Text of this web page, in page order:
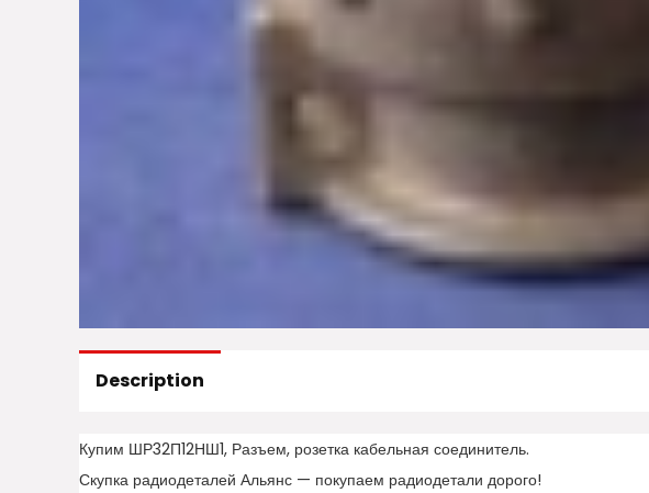
Description
Купим ШР32П12НШ1, Разъем, розетка кабельная соединитель.
Скупка радиодеталей Альянс — покупаем радиодетали дорого!